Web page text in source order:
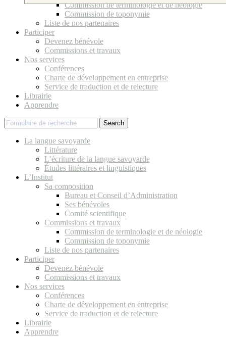
Commission de terminologie et de néologie
Commission de toponymie
Liste de nos partenaires
Participer
Devenez bénévole
Commissions et travaux
Nos services
Conférences
Charte de développement en entreprise
Service de traduction et de relecture
Librairie
Apprendre
Search
La langue savoyarde
Littérature
L’écriture de la langue savoyarde
Études littéraires et linguistiques
L’Institut
Sa composition
Bureau et Conseil d’Administration
Ses bénévoles
Comité scientifique
Commissions et travaux
Commission de terminologie et de néologie
Commission de toponymie
Liste de nos partenaires
Participer
Devenez bénévole
Commissions et travaux
Nos services
Conférences
Charte de développement en entreprise
Service de traduction et de relecture
Librairie
Apprendre